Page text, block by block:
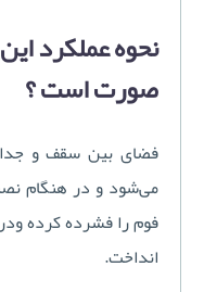
نحوه عملکرد
صورت است ؟
فضای بین سقف و
می‌شود و در هنگام
فوم را فشرده کرده
انداخت.